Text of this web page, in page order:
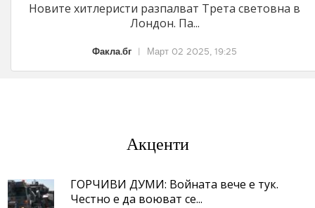
Новите хитлеристи разпалват Трета световна в
Лондон. Па...
Факла.бг Март 02 2025, 19:25
Акценти
ГОРЧИВИ ДУМИ: Войната вече е тук.
Честно е да воюват се...